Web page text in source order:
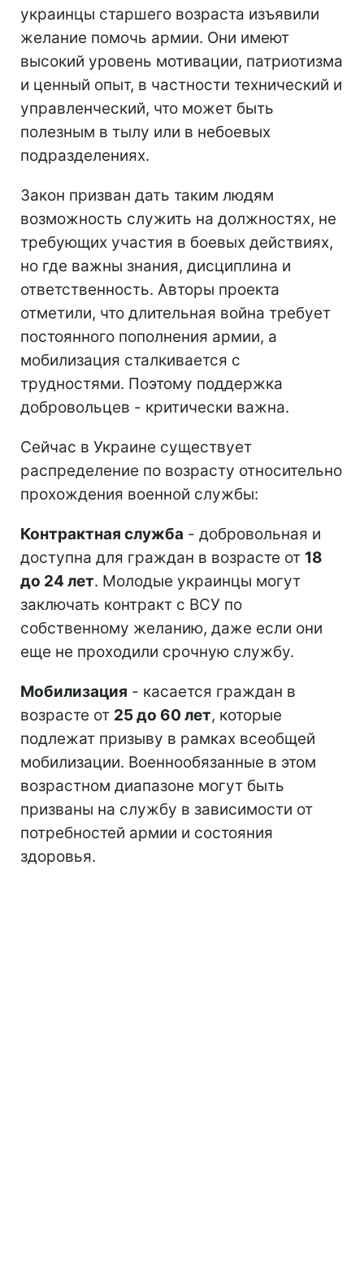
украинцы старшего возраста изъявили
желание помочь армии. Они имеют
высокий уровень мотивации, патриотизма
и ценный опыт, в частности технический и
управленческий, что может быть
полезным в тылу или в небоевых
подразделениях.
Закон призван дать таким людям
возможность служить на должностях, не
требующих участия в боевых действиях,
но где важны знания, дисциплина и
ответственность. Авторы проекта
отметили, что длительная война требует
постоянного пополнения армии, а
мобилизация сталкивается с
трудностями. Поэтому поддержка
добровольцев - критически важна.
Сейчас в Украине существует
распределение по возрасту относительно
прохождения военной службы:
Контрактная служба - добровольная и
доступна для граждан в возрасте от 18
до 24 лет. Молодые украинцы могут
заключать контракт с ВСУ по
собственному желанию, даже если они
еще не проходили срочную службу.
Мобилизация - касается граждан в
возрасте от 25 до 60 лет, которые
подлежат призыву в рамках всеобщей
мобилизации. Военнообязанные в этом
возрастном диапазоне могут быть
призваны на службу в зависимости от
потребностей армии и состояния
здоровья.